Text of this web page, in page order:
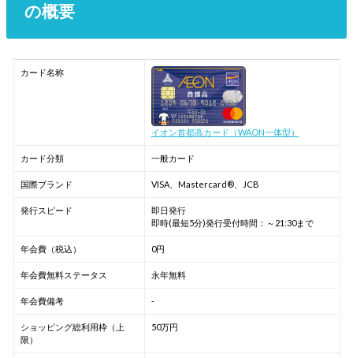
の概要
カード名称
イオン首都高カード（WAON一体型）
カード分類 一般カード
国際ブランド VISA、Mastercard®、JCB
発行スピード
即日発行
即時(最短5分)発行受付時間：～21:30まで
年会費（税込） 0円
年会費無料ステータス 永年無料
年会費備考 -
ショッピング総利用枠（上
限）
50万円